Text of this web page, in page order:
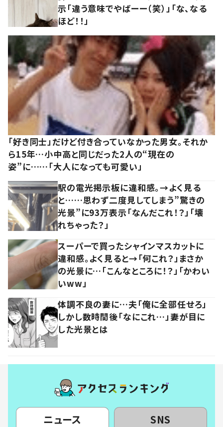
示「違う意味でやばーー（笑）」「な、なる
ほど！！」
「好き同士」だけど付き合っていなかった男女。それか
ら15年…小中高と同じだった2人の“現在の
姿”に……「大人になっても可愛い」
駅の電光掲示板に違和感。→よく見る
と……思わず二度見してしまう”驚きの
光景”に93万表示「なんだこれ！？」「壊
れちゃった？」
スーパーで買ったシャインマスカットに
違和感。よく見ると→「何これ？」まさか
の光景に…「こんなところに！？」「かわい
いww」
体調不良の妻に…夫「俺に全部任せろ」
しかし数時間後「なにこれ…」妻が目に
した光景とは
ニュース SNS